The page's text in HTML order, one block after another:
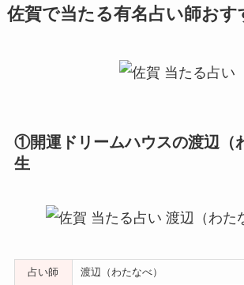
佐賀で当たる有名占い師おす
①開運ドリームハウスの渡辺（
生
占い師 渡辺（わたなべ）